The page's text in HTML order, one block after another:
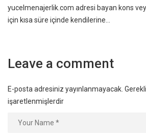
yucelmenajerlik.com adresi bayan kons
için kısa süre içinde kendilerine…
Leave a comment
E-posta adresiniz yayınlanmayacak.
işaretlenmişlerdir